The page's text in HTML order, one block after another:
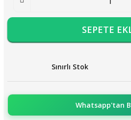
SEPETE
Sınırlı Stok
Whatsapp'tan